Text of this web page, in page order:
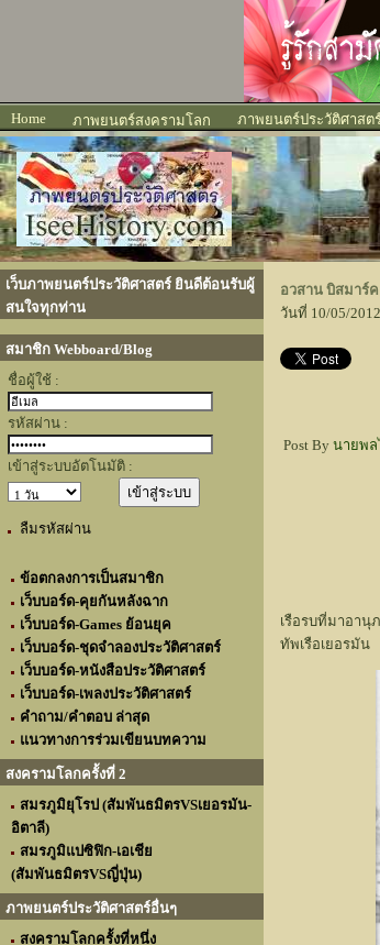
Home ภาพยนตร์สงครามโลก ภาพยนตร์ประวัติศาสต
เว็บภาพยนตร์ประวัติศาสตร์ ยินดีต้อนรับผู้
สนใจทุกท่าน
สมาชิก Webboard/Blog
ชื่อผู้ใช้ :
รหัสผ่าน :
เข้าสู่ระบบอัตโนมัติ :
ลืมรหัสผ่าน
ข้อตกลงการเป็นสมาชิก
เว็บบอร์ด-คุยกันหลังฉาก
เว็บบอร์ด-Games ย้อนยุค
เว็บบอร์ด-ชุดจำลองประวัติศาสตร์
เว็บบอร์ด-หนังสือประวัติศาสตร์
เว็บบอร์ด-เพลงประวัติศาสตร์
คำถาม/คำตอบ ล่าสุด
แนวทางการร่วมเขียนบทความ
สงครามโลกครั้งที่ 2
สมรภูมิยุโรป (สัมพันธมิตรVSเยอรมัน-
อิตาลี)
สมรภูมิแปซิฟิก-เอเชีย
(สัมพันธมิตรVSญี่ปุ่น)
ภาพยนตร์ประวัติศาสตร์อื่นๆ
สงครามโลกครั้งที่หนึ่ง
อวสาน บิสมาร์ค
วันที่ 10/05/
Post By นายพล
เรือรบที่มาอานุ
ทัพเรือเยอรมัน